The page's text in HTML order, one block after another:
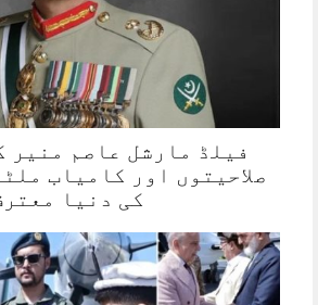
فیلڈ مارشل عاصم منیر
صلاحیتوں اور کامیاب
کی دنیا